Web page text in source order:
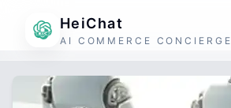
HeiChat
AI COMMERCE CONCIERGE